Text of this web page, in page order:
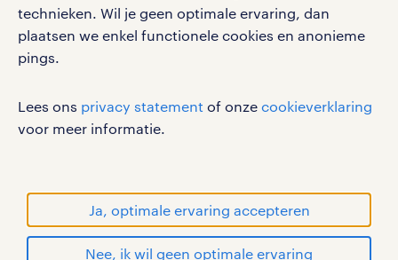
technieken. Wil je geen optimale ervaring, dan
plaatsen we enkel functionele cookies en anonieme
pings.
Lees ons privacy statement of onze cookieverklaring
voor meer informatie.
Ja, optimale ervaring accepteren
Nee, ik wil geen optimale ervaring
gebruikersvoorwaarden
privacystatement
cookies
handelsmerken van Randstad N.V.
© Randstad 2026